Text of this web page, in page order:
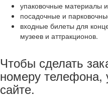
упаковочные материалы
посадочные и
входные билеты для
музеев и аттракционов.
Чтобы сделать
номеру телефона,
сайте.